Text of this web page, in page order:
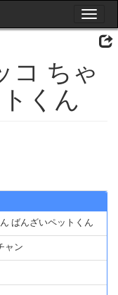
Toggle
コ ちゃ
くん
ばんざいペットくん
ャン